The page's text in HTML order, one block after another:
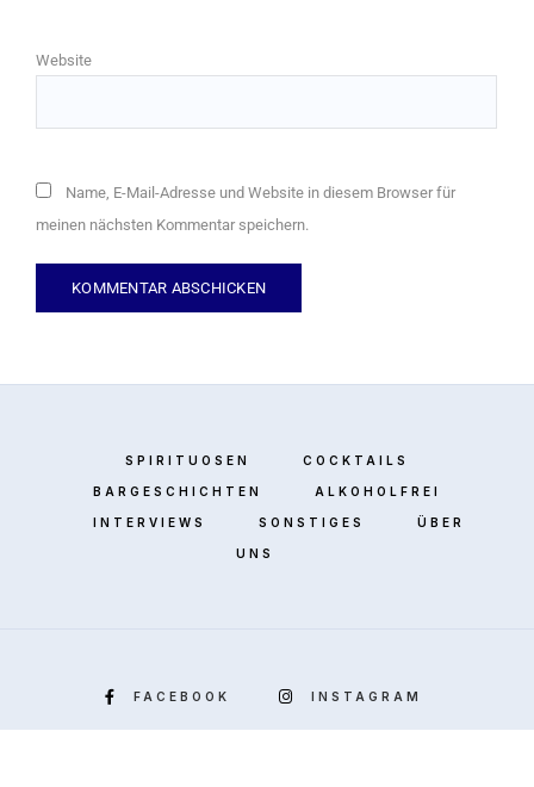
Website
Name, E-Mail-Adresse und Website in diesem Browser für
meinen nächsten Kommentar speichern.
SPIRITUOSEN COCKTAILS
BARGESCHICHTEN ALKOHOLFREI
INTERVIEWS SONSTIGES ÜBER
UNS
FACEBOOK INSTAGRAM